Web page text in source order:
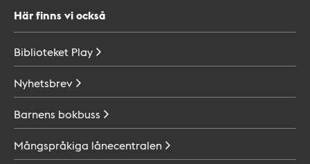
Här finns vi också
Biblioteket Play
Nyhetsbrev
Barnens bokbuss
Mångspråkiga lånecentralen